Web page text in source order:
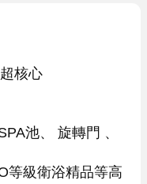
核心
池、 旋轉門 、
等級衛浴精品等高